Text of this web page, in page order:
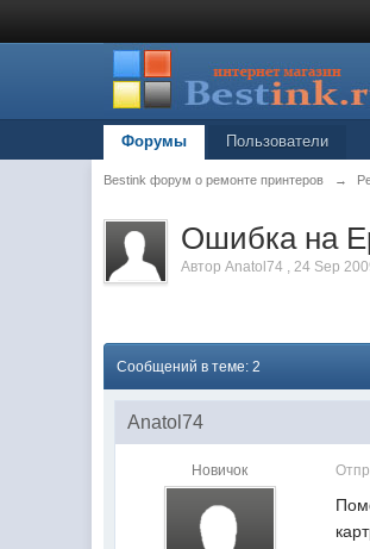
Форумы Пользователи
Bestink форум о ремонте принтеров →
Ошибка на
АвторAnatol74 ,24 Sep
Сообщений в теме: 2
Anatol74
Новичок